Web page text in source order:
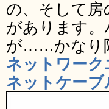
の、そして
があります
が……かなり
ネットワー
ネットケーブ